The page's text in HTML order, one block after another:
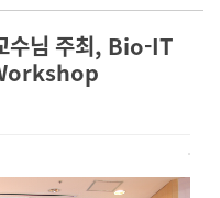
수님 주최, Bio-IT